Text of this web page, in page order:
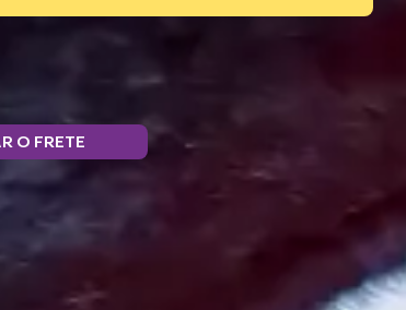
O FRETE
benefícios